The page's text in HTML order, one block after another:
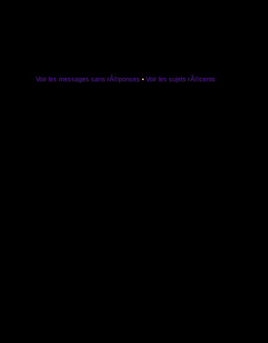
Voir les messages sans rÃ©ponses • Voir les sujets rÃ©cents